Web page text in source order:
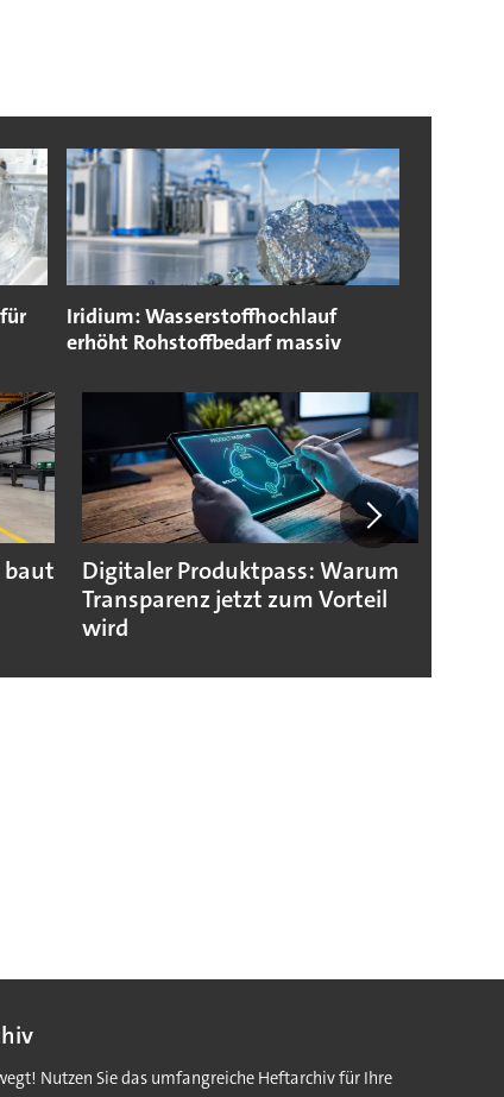
Iridium: Wasserstoffhochlauf
erhöht Rohstoffbedarf massiv
baut
Digitaler Produktpass: Warum
Transparenz jetzt zum Vorteil
wird
Nutzen Sie das umfangreiche Heftarchiv für Ihre